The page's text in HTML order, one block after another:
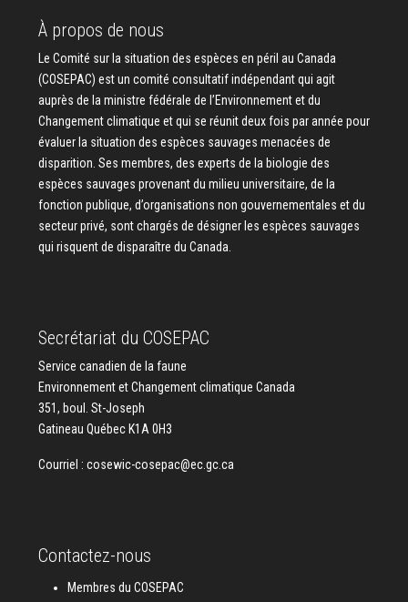
À propos de nous
Le Comité sur la situation des espèces en péril au Canada
(COSEPAC) est un comité consultatif indépendant qui agit
auprès de la ministre fédérale de l’Environnement et du
Changement climatique et qui se réunit deux fois par année pour
évaluer la situation des espèces sauvages menacées de
disparition. Ses membres, des experts de la biologie des
espèces sauvages provenant du milieu universitaire, de la
fonction publique, d’organisations non gouvernementales et du
secteur privé, sont chargés de désigner les espèces sauvages
qui risquent de disparaître du Canada.
Secrétariat du COSEPAC
Service canadien de la faune
Environnement et Changement climatique Canada
351, boul. St-Joseph
Gatineau Québec K1A 0H3
Courriel : cosewic-cosepac@ec.gc.ca
Contactez-nous
Membres du COSEPAC